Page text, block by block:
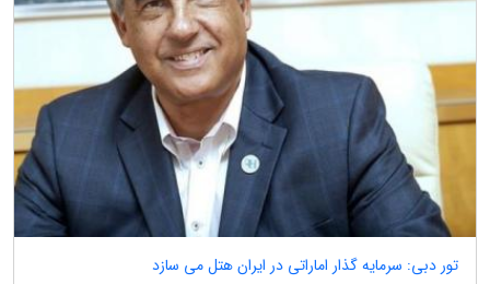
تور دبی: سرمایه گذار اماراتی در ایران هتل می سازد